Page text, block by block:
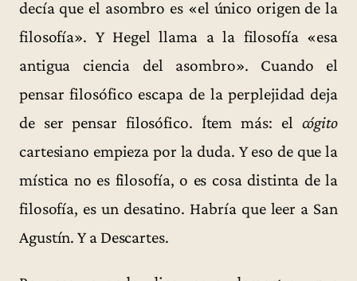
decía que el asombro es «el único origen de la
filosofía». Y Hegel llama a la filosofía «esa
antigua ciencia del asombro». Cuando el
pensar filosófico escapa de la perplejidad deja
de ser pensar filosófico. Ítem más: el cógito
cartesiano empieza por la duda. Y eso de que la
mística no es filosofía, o es cosa distinta de la
filosofía, es un desatino. Habría que leer a San
Agustín. Y a Descartes.